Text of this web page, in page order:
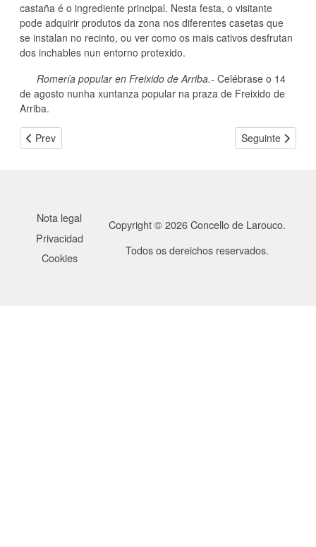
castaña é o ingrediente principal. Nesta festa, o visitante
pode adquirir produtos da zona nos diferentes casetas que
se instalan no recinto, ou ver como os mais cativos desfrutan
dos inchables nun entorno protexido.
Romería popular en Freixido de Arriba.- Celébrase o 14
de agosto nunha xuntanza popular na praza de Freixido de
Arriba.
Previous article: Covas e bodegas de Seadur
Prev Next article:
Seguinte
Nota legal
Privacidad
Cookies
Copyright © 2026 Concello de Larouco.
Todos os dereichos reservados.